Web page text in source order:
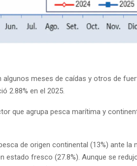
algunos meses de caídas y otros de
2.88% en el 2025.
que agrupa pesca marítima y
de origen continental (13%) ante la
estado fresco (27.8%). Aunque se